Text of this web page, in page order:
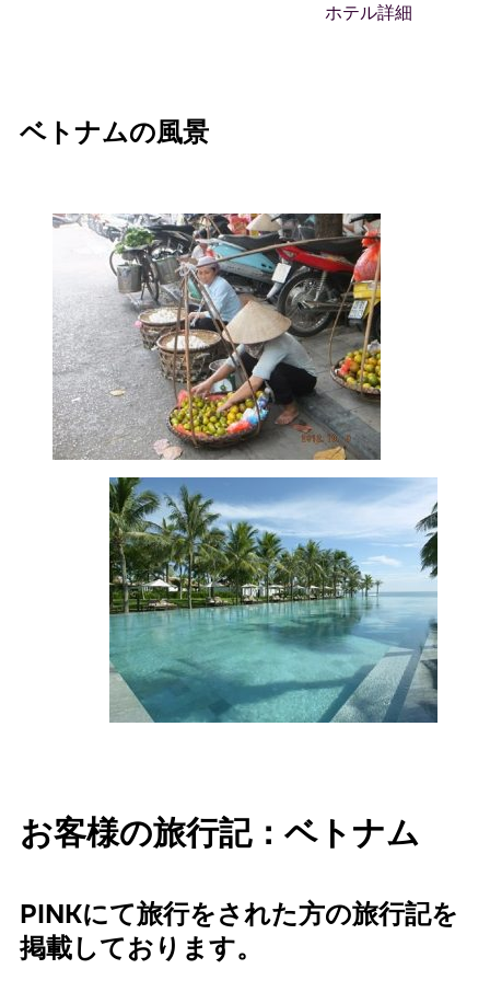
ホテル詳細
ベトナムの風景
お客様の旅行記：ベトナム
PINKにて旅行をされた方の旅行記を
掲載しております。